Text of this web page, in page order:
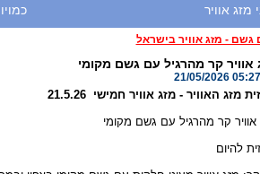
מזג אוויר
גשם - מזג אוויר בישראל
אוויר קר מהרגיל עם גשם מקומי
21/05/2026
מזג האוויר - מזג אוויר חמישי 21.5.26
אוויר קר מהרגיל עם גשם מקומי
להיום